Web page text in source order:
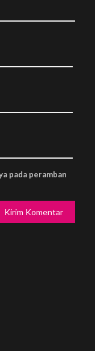
pada peramban